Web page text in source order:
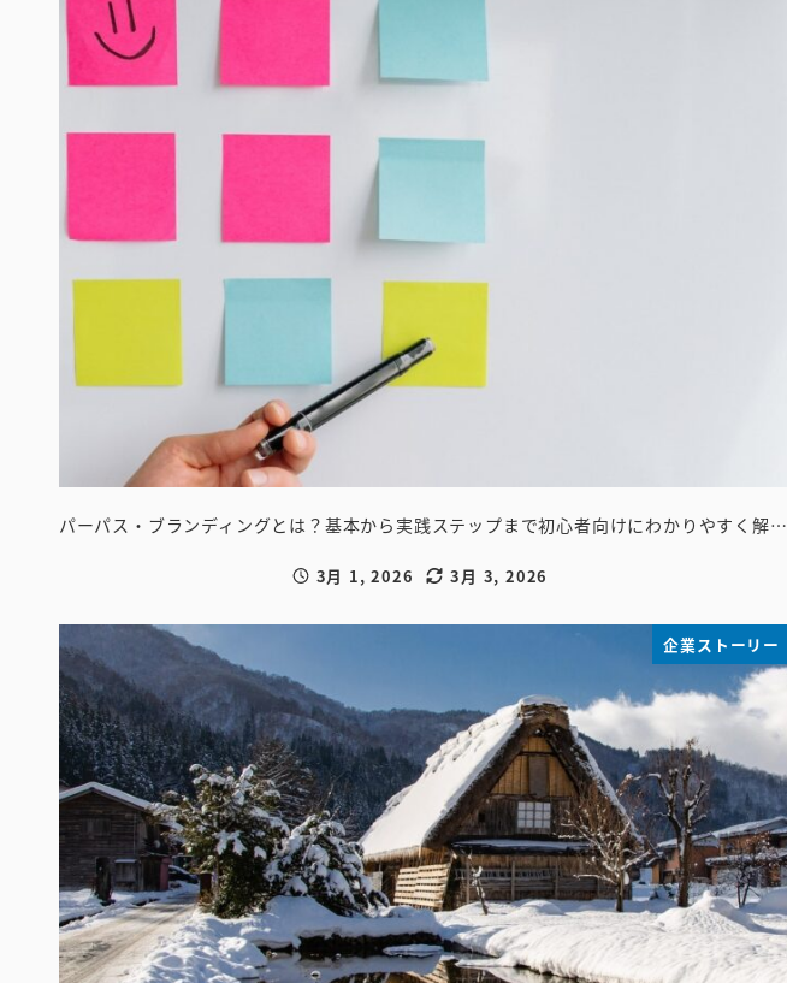
パーパス・ブランディングとは？基本から実践ステップまで初心者向けにわかりやすく解…
投稿日
3月 1, 2026
更新日
3月 3, 2026
企業ストーリー